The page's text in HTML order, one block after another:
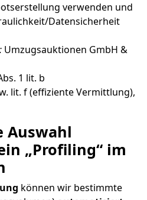
verwenden und
Datensicherheit
Umzugsauktionen GmbH &
1 lit. b
lit. f (effiziente Vermittlung),
Auswahl
„Profiling“ im
können wir bestimmte